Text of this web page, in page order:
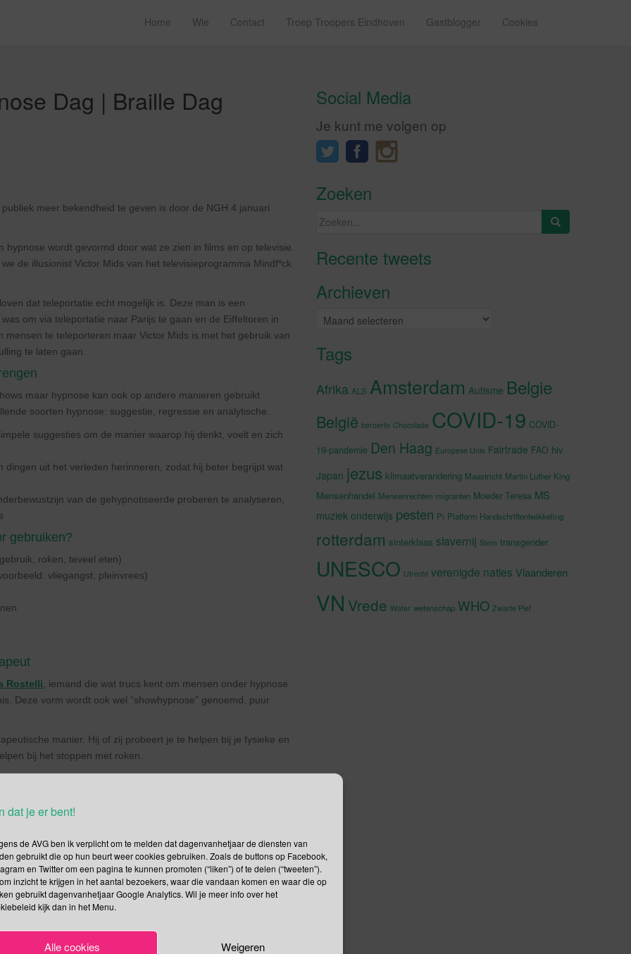
dat je er bent!
de AVG ben ik verplicht om te melden dat dagenvanhetjaar de diensten van
gebruikt die op hun beurt weer cookies gebruiken. Zoals de buttons op Facebook,
en Twitter om een pagina te kunnen promoten (“liken”) of te delen (“tweeten”).
inzicht te krijgen in het aantal bezoekers, waar die vandaan komen en waar die op
gebruikt dagenvanhetjaar Google Analytics. Wil je meer info over het
kijk dan in het Menu.
Alle cookies Weigeren
Home Wie Contact Troep Troopers Eindhoven Gastblogger Cookies
Dag | Braille Dag
meer bekendheid te geven is door de NGH 4 januari
wordt gevormd door wat ze zien in films en op televisie.
de illusionist Victor Mids van het televisieprogramma Mindf*ck
dat teleportatie echt mogelijk is. Deze man is een
om via teleportatie naar Parijs te gaan en de Eiffeltoren in
te teleporteren maar Victor Mids is met het gebruik van
te laten gaan.
maar hypnose kan ook op andere manieren gebruikt
soorten hypnose: suggestie, regressie en analytische.
suggesties om de manier waarop hij denkt, voelt en zich
dingen uit het verleden herinneren, zodat hij beter begrijpt wat
van de gehypnotiseerde proberen te analyseren,
gebruiken?
roken, teveel eten)
vliegangst, pleinvrees)
Rostelli , iemand die wat trucs kent om mensen onder hypnose
Deze vorm wordt ook wel “showhypnose” genoemd, puur
manier. Hij of zij probeert je te helpen bij je fysieke en
bij het stoppen met roken.
de verjaardag van Louis Braille het belang en de betekenis van
brengen. In Nederland zijn ongeveer 350.00 mensen met een
ouder.
te leren?
of volwassene zijn gezichtsvermogen verliest van onschatbaar
Voor sommige mensen is braille de enige manier om
voorgelezen krijgen maar alleen door het zelf te lezen kun
Social Media
Je kunt me volgen op
Zoeken
Zoeken
Recente tweetsKlik om marketing cookies te
Archieven
Archieven
Tags
Afrika ALS Amsterdam Autisme Belgie
België beroerte Chocolade COVID-19 COVID-
19-pandemie Den Haag Europese Unie Fairtrade FAO hiv
Japan jezus klimaatverandering Maastricht Martin Luther King
Mensenhandel Mensenrechten migranten Moeder Teresa MS
muziek onderwijs pesten Pi Platform Handschriftontwikkeling
rotterdam sinterklaas slavernij Stem transgender
UNESCO Utrecht verenigde naties Vlaanderen
VN Vrede Water wetenschap WHO Zwarte Piet